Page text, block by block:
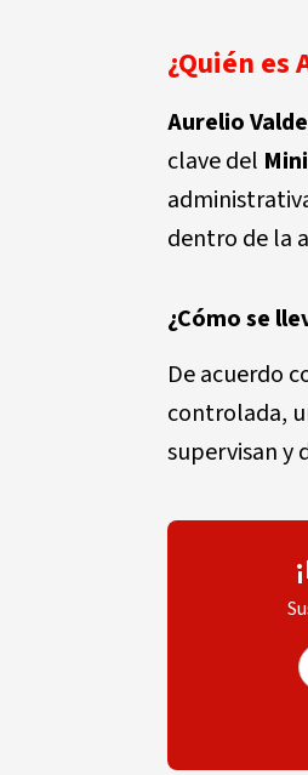
¿Quién es
Aurelio
clave del
dentro de la
¿Cómo se
De acuerdo
controlada,
supervisan y